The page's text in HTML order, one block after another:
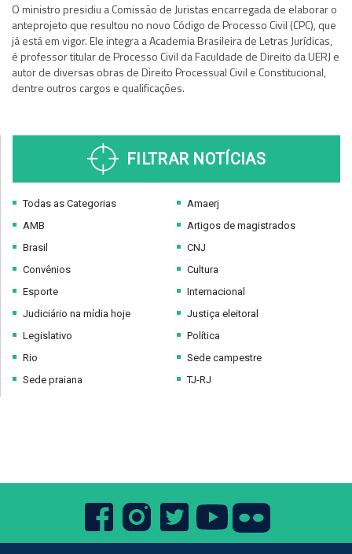
O ministro presidiu a Comissão de Juristas encarregada de elaborar o
anteprojeto que resultou no novo Código de Processo Civil (CPC), que
já está em vigor. Ele integra a Academia Brasileira de Letras Jurídicas,
é professor titular de Processo Civil da Faculdade de Direito da UERJ e
autor de diversas obras de Direito Processual Civil e Constitucional,
dentre outros cargos e qualificações.
FILTRAR NOTÍCIAS
Todas as Categorias
AMB
Brasil
Convênios
Esporte
Judiciário na mídia hoje
Legislativo
Rio
Sede praiana
Amaerj
Artigos de magistrados
CNJ
Cultura
Internacional
Justiça eleitoral
Política
Sede campestre
TJ-RJ